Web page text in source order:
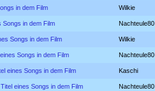
in dem Film Wilkie
Songs in dem Film Nachteule80
Songs in dem Film Wilkie
Songs in dem Film Nachteule80
eines Songs in dem Film Kaschi
eines Songs in dem Film Nachteule80